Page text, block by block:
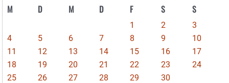
M D M D F S S
1 2
3
4
5 6 7 8 9
10
11
12 13 14 15 16
17
18
19 20 21 22 23
24
25
26 27 28 29
30